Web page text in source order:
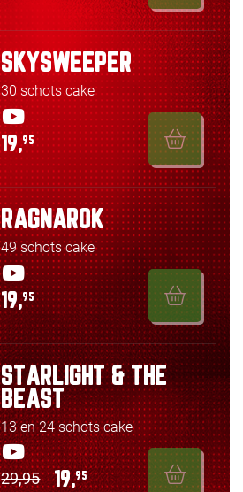
SKYSWEEPER
30 schots cake
19,95
RAGNAROK
49 schots cake
19,95
STARLIGHT & THE
BEAST
13 en 24 schots cake
29,95 19,95